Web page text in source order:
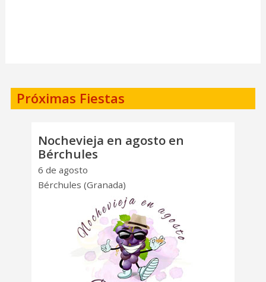
Próximas Fiestas
Nochevieja en agosto en
Bérchules
6 de agosto
Bérchules (Granada)